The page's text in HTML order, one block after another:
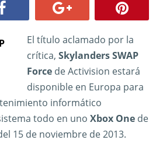
El título aclamado por la
crítica, Skylanders SWAP
Forcede Activision estará
disponible en Europa para
informático
todo en uno Xbox One de
15 de noviembre de 2013.